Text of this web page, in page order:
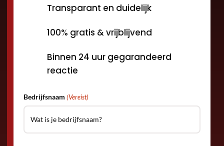
Transparant en duidelijk
100% gratis & vrijblijvend
Binnen 24 uur gegarandeerd
reactie
Bedrijfsnaam (Vereist)